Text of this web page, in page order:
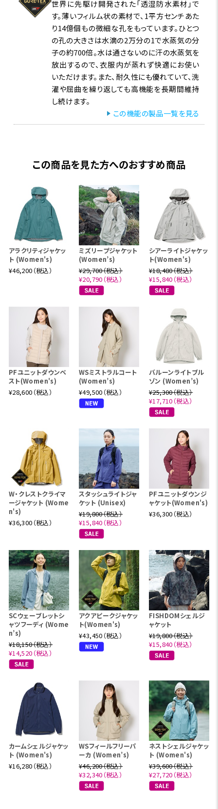
世界に先駆け開発された「透湿防水素材」で
す。薄いフィルム状の素材で、1平方センチあた
り14億個もの微細な孔をもっています。ひとつ
の孔の大きさは水滴の2万分の1で水蒸気の分
子の約700倍。水は通さないのに汗の水蒸気を
放出するので、衣服内が蒸れず快適にお使い
いただけます。また、耐久性にも優れていて、洗
濯や屈曲を繰り返しても高機能を長期間維持
し続けます。
この機能の製品一覧を見る
この商品を見た方へのおすすめ商品
アラクリティジャケッ
ト (Women's)
¥46,200（税込）
ミズリープジャケット
(Women’s)
¥29,700（税込）
¥20,790（税込）
シアーライトジャケッ
ト(Women's)
¥18,480（税込）
¥15,840（税込）
PFユニットダウンベ
スト(Women's)
¥28,600（税込）
WSミストラルコート
(Women’s)
¥49,500（税込）
バルーンライトブル
ゾン (Women’s)
¥25,300（税込）
¥17,710（税込）
W・クレストクライマ
ージャケット (Wome
n's)
¥36,300（税込）
スタッシュライトジャ
ケット (Unisex)
¥19,800（税込）
¥15,840（税込）
PFユニットダウンジ
ャケット(Women's)
¥36,300（税込）
SCウェーブレットシ
ャツフーディ (Wome
n’s)
¥18,150（税込）
¥14,520（税込）
アクアピークジャケッ
ト(Women's)
¥43,450（税込）
FISHDOMシェルジ
ャケット
¥19,800（税込）
¥15,840（税込）
カームシェルジャケッ
ト (Women's)
¥16,280（税込）
WSフィールフリーパ
ーカ (Women’s)
¥46,200（税込）
¥32,340（税込）
ネストシェルジャケッ
ト (Women's)
¥39,600（税込）
¥27,720（税込）